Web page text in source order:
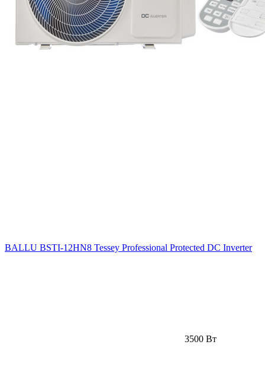
BALLU BSTI-12HN8 Tessey Professional Protected DC Inverter
3500 Вт